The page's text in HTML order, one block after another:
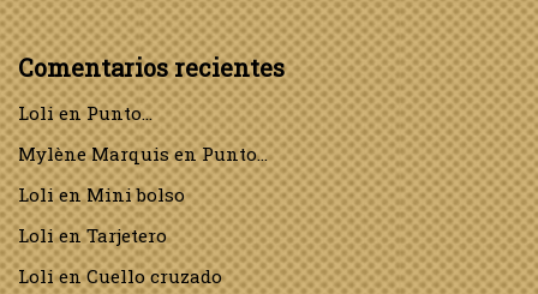
Comentarios recientes
LolienPunto…
Mylène MarquisenPunto…
LolienMini bolso
LolienTarjetero
LolienCuello cruzado